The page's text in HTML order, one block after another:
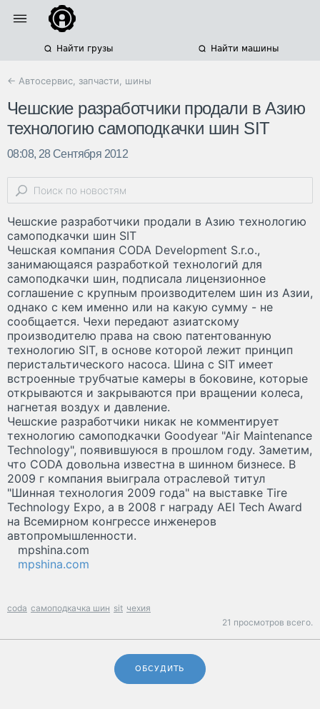
Найти грузы Найти машины
← Автосервис, запчасти, шины
Чешские разработчики продали в Азию
технологию самоподкачки шин SIT
08:08, 28 Сентября 2012
Чешские разработчики продали в Азию технологию
самоподкачки шин SIT
Чешская компания CODA Development S.r.o.,
занимающаяся разработкой технологий для
самоподкачки шин, подписала лицензионное
соглашение с крупным производителем шин из Азии,
однако с кем именно или на какую сумму - не
сообщается. Чехи передают азиатскому
производителю права на свою патентованную
технологию SIT, в основе которой лежит принцип
перистальтического насоса. Шина с SIT имеет
встроенные трубчатые камеры в боковине, которые
открываются и закрываются при вращении колеса,
нагнетая воздух и давление.
Чешские разработчики никак не комментирует
технологию самоподкачки Goodyear "Air Maintenance
Technology", появившуюся в прошлом году. Заметим,
что CODA довольна известна в шинном бизнесе. В
2009 г компания выиграла отраслевой титул
"Шинная технология 2009 года" на выставке Tire
Technology Expo, а в 2008 г награду AEI Tech Award
на Всемирном конгрессе инженеров
автопромышленности.
mpshina.com
mpshina.com
coda самоподкачка шин sit чехия
21 просмотров всего.
ОБСУДИТЬ